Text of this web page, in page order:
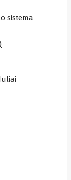
sistema